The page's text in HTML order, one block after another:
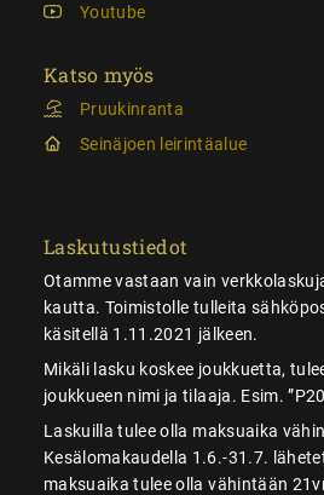
Youtube
Katso myös
Pruukinranta
Seinäjoen leirintäalue
Laskutustiedot
Otamme vastaan vain
kautta. Toimistolle tulleita
käsitellä 1.11.2021 jälkeen.
Mikäli lasku koskee joukkuetta,
joukkueen nimi ja tilaaja. Esim.
Laskuilla tulee olla maksuaika
Kesälomakaudella 1.6.-31.7.
maksuaika tulee olla vähintään